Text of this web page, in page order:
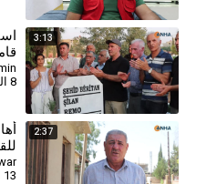
3:13
8 المشاهدات
2:37
13 المشاهدات